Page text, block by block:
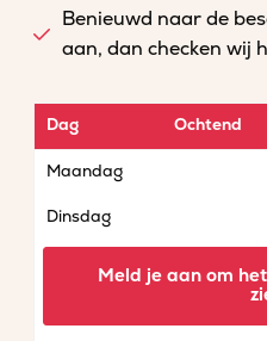
Benieuwd naar de
aan, dan checken wij
Dag Ochtend
Maandag
Dinsdag
Meld je aan om